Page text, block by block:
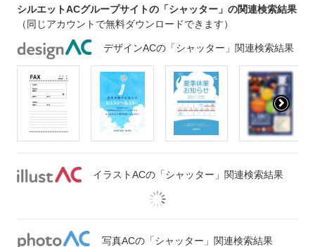
シルエットACグループサイトの「シャッター」の関連検索結果
（同じアカウントで無料ダウンロードできます）
デザインACの「シャッター」関連検索結果
イラストACの「シャッター」関連検索結果
写真ACの「シャッター」関連検索結果